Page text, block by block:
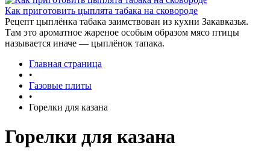
Как приготовить цыплята табака на сковороде
Рецепт цыплёнка табака заимствован из кухни Закавказья.
Там это ароматное жареное особым образом мясо птицы
называется иначе — цыплёнок тапака.
Главная страница
•
Газовые плиты
•
Горелки для казана
Горелки для казана